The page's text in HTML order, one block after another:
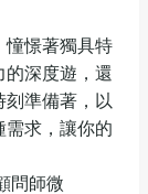
憧憬著獨具特
深度遊，還
準備著，以
求，讓你的
問師微